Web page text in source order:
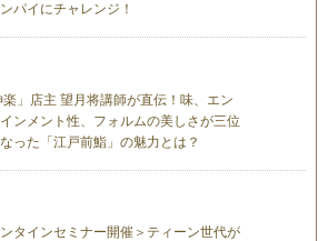
パイにチャレンジ！
楽」店主 望月将講師が直伝！味、エン
ンメント性、フォルムの美しさが三位
った「江戸前鮨」の魅力とは？
タインセミナー開催＞ティーン世代が